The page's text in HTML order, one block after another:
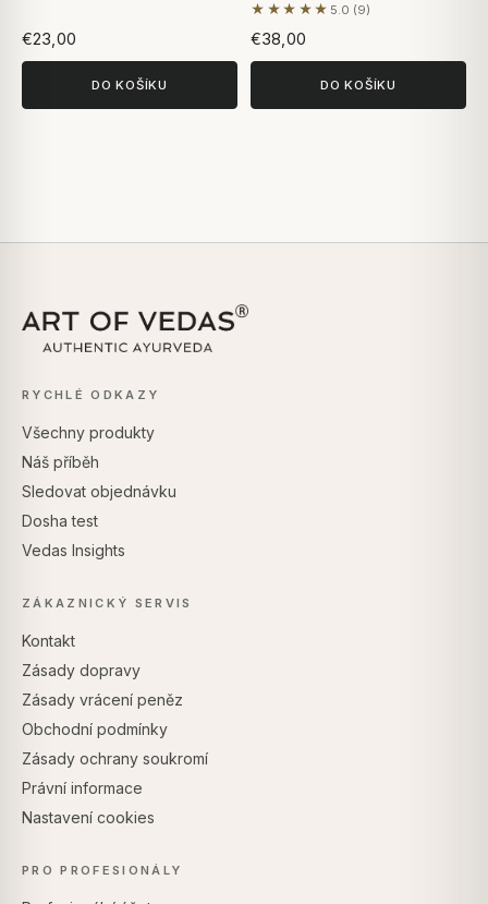
€23,00
DO KOŠÍKU
★★★★★ 5.0 (9)
Na základě 9 hodnocení
€38,00
DO KOŠÍKU
RYCHLÉ ODKAZY
Všechny produkty
Náš příběh
Sledovat objednávku
Dosha test
Vedas Insights
ZÁKAZNICKÝ SERVIS
Kontakt
Zásady dopravy
Zásady vrácení peněz
Obchodní podmínky
Zásady ochrany soukromí
Právní informace
Nastavení cookies
PRO PROFESIONÁLY